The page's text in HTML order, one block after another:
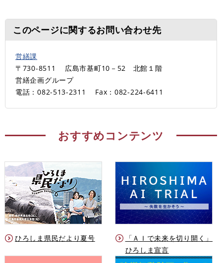
このページに関するお問い合わせ先
営繕課
〒730-8511
広島市基町10－52 北館１階
営繕企画グループ
電話：082-513-2311
Fax：082-224-6411
おすすめコンテンツ
ひろしま県民だより夏号
「ＡＩで未来を切り開く」
ひろしま宣言